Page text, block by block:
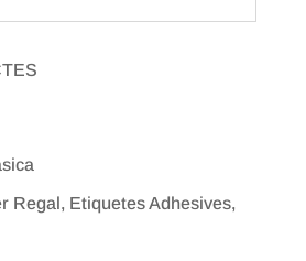
Regal, Etiquetes Adhesives,